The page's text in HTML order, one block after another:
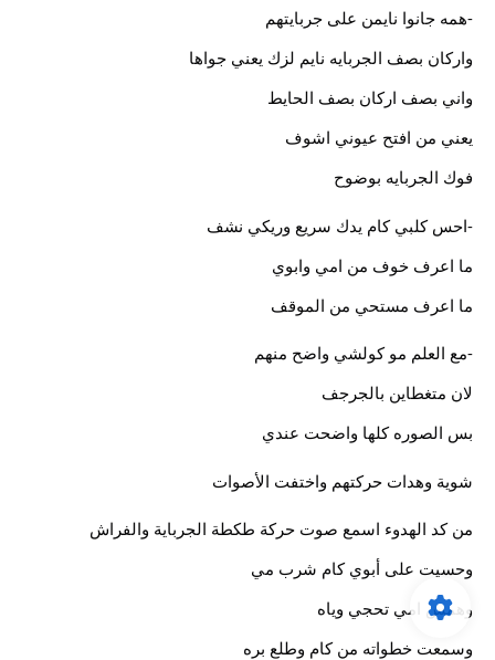
-همه جانوا نايمن على جربايتهم
واركان بصف الجربايه نايم لزك يعني جواها
واني بصف اركان بصف الحايط
يعني من افتح عيوني اشوف
فوك الجربايه بوضوح
-احس كلبي كام يدك سريع وريكي نشف
ما اعرف خوف من امي وابوي
ما اعرف مستحي من الموقف
-مع العلم مو كولشي واضح منهم
لان متغطاين بالجرجف
بس الصوره كلها واضحت عندي
شوية وهدات حركتهم واختفت الأصوات
من كد الهدوء اسمع صوت حركة طكطة الجرباية والفراش
وحسيت على أبوي كام شرب مي
وهمس امي تحجي وياه
وسمعت خطواته من كام وطلع بره